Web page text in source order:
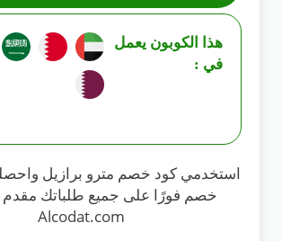
هذا الكوبون يعمل
في :
خصم فورًا على جميع طلباتك
Alcodat.com